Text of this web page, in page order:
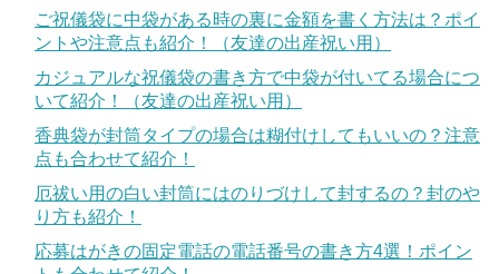
ご祝儀袋に中袋がある時の裏に金額を書く方法は？ポイ
ントや注意点も紹介！（友達の出産祝い用）
カジュアルな祝儀袋の書き方で中袋が付いてる場合につ
いて紹介！（友達の出産祝い用）
香典袋が封筒タイプの場合は糊付けしてもいいの？注意
点も合わせて紹介！
厄祓い用の白い封筒にはのりづけして封するの？封のや
り方も紹介！
応募はがきの固定電話の電話番号の書き方4選！ポイン